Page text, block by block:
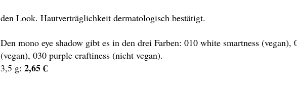
den Look. Hautverträglichkeit dermatologisch bestätigt.
Den mono eye shadow gibt es in den drei Farben: 010 white smartness (vegan),
(vegan), 030 purple craftiness (nicht vegan).
3,5 g: 2,65 €